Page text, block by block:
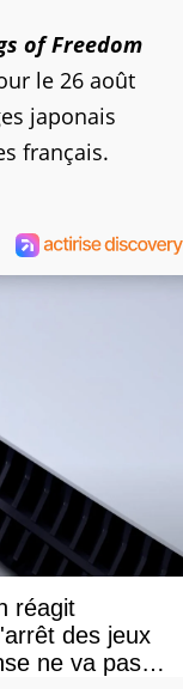
of Freedom
le 26 août
japonais
français.
réagit
des jeux
ne va pas